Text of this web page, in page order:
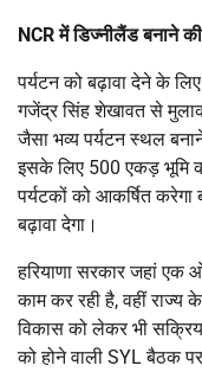
NCRमें डिज्नीलैंड बनाने
पर्यटन को बढ़ावा देने के
गजेंद्र सिंह शेखावत से
जैसा भव्य पर्यटन स्थल
इसके लिए 500 एकड़ भूमि
पर्यटकों को आकर्षित करेगा
बढ़ावा देगा।
हरियाणा सरकार जहां एक
काम कर रही है, वहीं राज्य
विकास को लेकर भी
को होने वाली SYL बैठक